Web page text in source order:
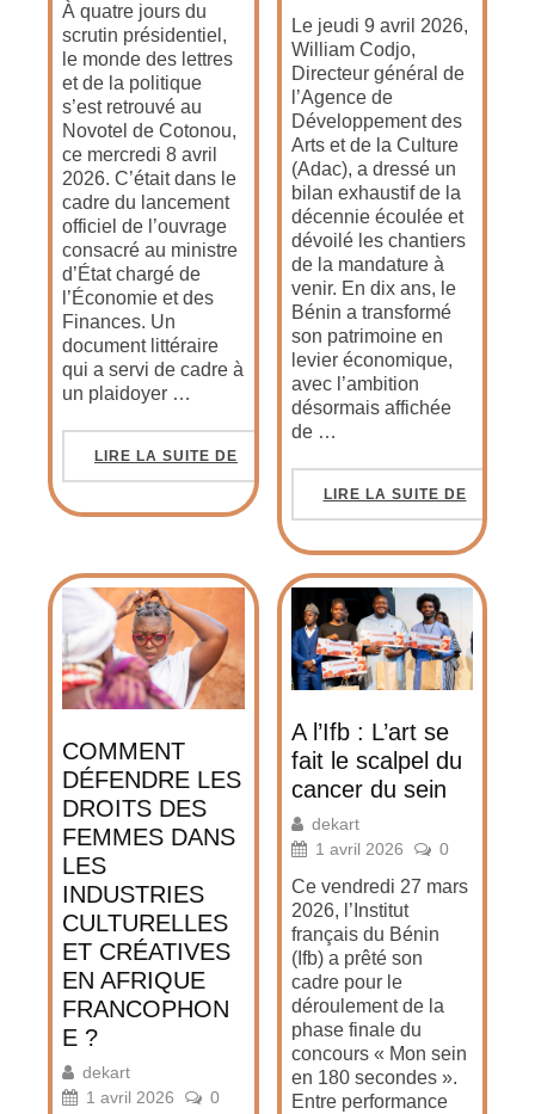
À quatre jours du
scrutin présidentiel,
le monde des lettres
et de la politique
s’est retrouvé au
Novotel de Cotonou,
ce mercredi 8 avril
2026. C’était dans le
cadre du lancement
officiel de l’ouvrage
consacré au ministre
d’État chargé de
l’Économie et des
Finances. Un
document littéraire
qui a servi de cadre à
un plaidoyer …
LIRE LA SUITE DE
Le jeudi 9 avril 2026,
William Codjo,
Directeur général de
l’Agence de
Développement des
Arts et de la Culture
(Adac), a dressé un
bilan exhaustif de la
décennie écoulée et
dévoilé les chantiers
de la mandature à
venir. En dix ans, le
Bénin a transformé
son patrimoine en
levier économique,
avec l’ambition
désormais affichée
de …
LIRE LA SUITE DE
COMMENT
DÉFENDRE LES
DROITS DES
FEMMES DANS
LES
INDUSTRIES
CULTURELLES
ET CRÉATIVES
EN AFRIQUE
FRANCOPHON
E ?
dekart
1 avril 2026
0
A l’Ifb : L’art se
fait le scalpel du
cancer du sein
dekart
1 avril 2026
0
Ce vendredi 27 mars
2026, l’Institut
français du Bénin
(Ifb) a prêté son
cadre pour le
déroulement de la
phase finale du
concours « Mon sein
en 180 secondes ».
Entre performance